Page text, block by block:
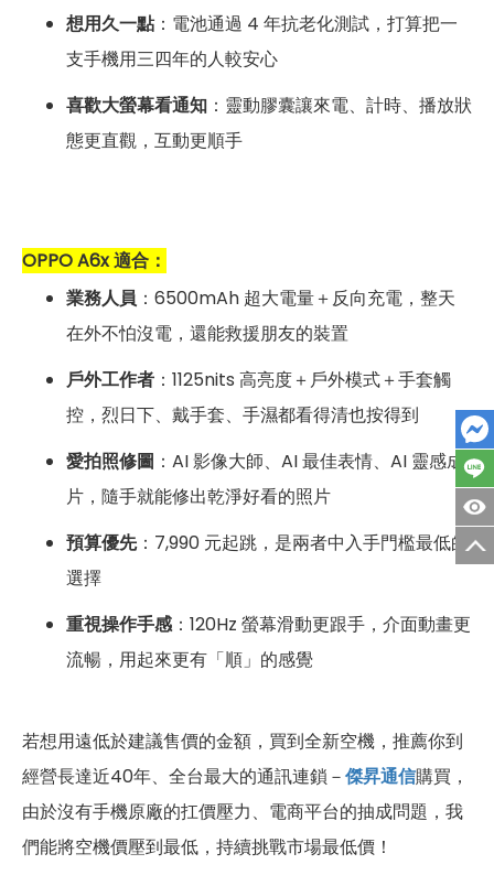
想用久一點 ：電池通過 4 年抗老化測試，打算把一
支手機用三四年的人較安心
喜歡大螢幕看通知 ：靈動膠囊讓來電、計時、播放狀
態更直觀，互動更順手
OPPO A6x 適合：
業務人員 ：6500mAh 超大電量＋反向充電，整天
在外不怕沒電，還能救援朋友的裝置
戶外工作者 ：1125nits 高亮度＋戶外模式＋手套觸
控，烈日下、戴手套、手濕都看得清也按得到
愛拍照修圖 ：AI 影像大師、AI 最佳表情、AI 靈感成
片，隨手就能修出乾淨好看的照片
預算優先：7,990 元起跳，是兩者中入手門檻最低的
選擇
重視操作手感：120Hz 螢幕滑動更跟手，介面動畫更
流暢，用起來更有「順」的感覺
若想用遠低於建議售價的金額，買到全新空機，推薦你到
經營長達近40年、全台最大的通訊連鎖－傑昇通信購買，
由於沒有手機原廠的扛價壓力、電商平台的抽成問題，我
們能將空機價壓到最低，持續挑戰市場最低價！